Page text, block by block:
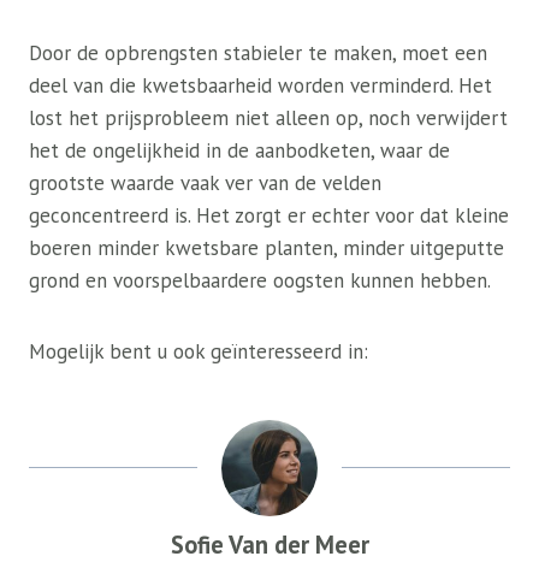
Door de opbrengsten stabieler te maken, moet een
deel van die kwetsbaarheid worden verminderd. Het
lost het prijsprobleem niet alleen op, noch verwijdert
het de ongelijkheid in de aanbodketen, waar de
grootste waarde vaak ver van de velden
geconcentreerd is. Het zorgt er echter voor dat kleine
boeren minder kwetsbare planten, minder uitgeputte
grond en voorspelbaardere oogsten kunnen hebben.
Mogelijk bent u ook geïnteresseerd in:
Sofie Van der Meer